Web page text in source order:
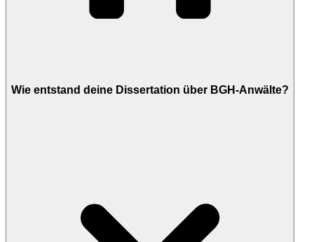
Wie entstand deine Dissertation über BGH-Anwälte?